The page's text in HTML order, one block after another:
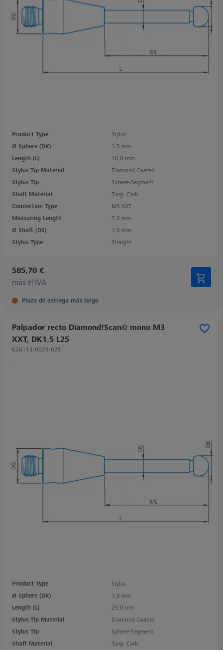
Product Type
Stylus
Ø Sphere (DK)
1,5 mm
Length (L)
16,0 mm
Stylus Tip Material
Diamond Coated
Stylus Tip
Sphere-Segment
Shaft Material
Tung. Carb.
Connection Type
M3 XXT
Measuring Length
7,0 mm
Ø Shaft (DS)
1,0 mm
Stylus Type
Straight
585,70 €
más el IVA
Plazo de entrega más largo
Palpador recto Diamond!Scan© mono M3
XXT, DK1.5 L25
626113-0029-025
Product Type
Stylus
Ø Sphere (DK)
1,5 mm
Length (L)
25,0 mm
Stylus Tip Material
Diamond Coated
Stylus Tip
Sphere-Segment
Shaft Material
Tung. Carb.